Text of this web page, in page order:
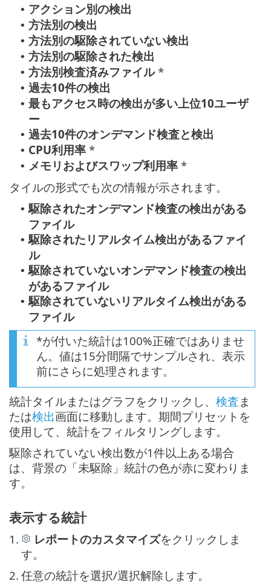
• アクション別の検出
• 方法別の検出
• 方法別の駆除されていない検出
• 方法別の駆除された検出
• 方法別検査済みファイル*
• 過去10件の検出
• 最もアクセス時の検出が多い上位10ユーザ
ー
• 過去10件のオンデマンド検査と検出
• CPU利用率 *
• メモリおよびスワップ利用率 *
タイルの形式でも次の情報が示されます。
• 駆除されたオンデマンド検査の検出がある
ファイル
• 駆除されたリアルタイム検出があるファイ
ル
• 駆除されていないオンデマンド検査の検出
があるファイル
• 駆除されていないリアルタイム検出がある
ファイル
*が付いた統計は100%正確ではありませ
ん。値は15分間隔でサンプルされ、表示
前にさらに処理されます。
統計タイルまたはグラフをクリックし、 検査 ま
たは検出画面に移動します。期間プリセットを
使用して、統計をフィルタリングします。
駆除されていない検出数が1件以上ある場合
は、背景の「未駆除」統計の色が赤に変わりま
す。
表示する統計
1. レポートのカスタマイズをクリックしま
す。
2. 任意の統計を選択/選択解除します。